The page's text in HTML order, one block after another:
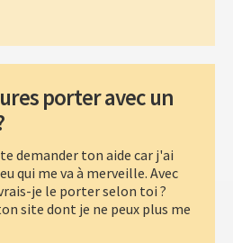
porter avec un
demander ton aide car j'ai
qui me va à merveille. Avec
je le porter selon toi ?
site dont je ne peux plus me